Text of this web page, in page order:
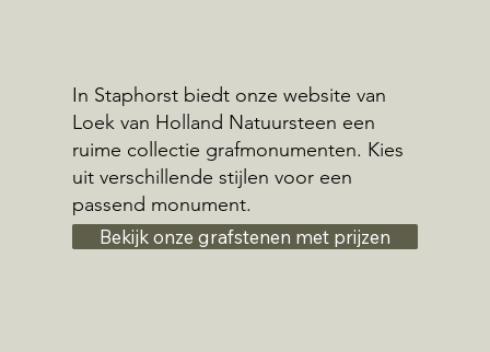
In Staphorst biedt onze website van
Loek van Holland Natuursteen een
ruime collectie grafmonumenten. Kies
uit verschillende stijlen voor een
passend monument.
Bekijk onze grafstenen met prijzen